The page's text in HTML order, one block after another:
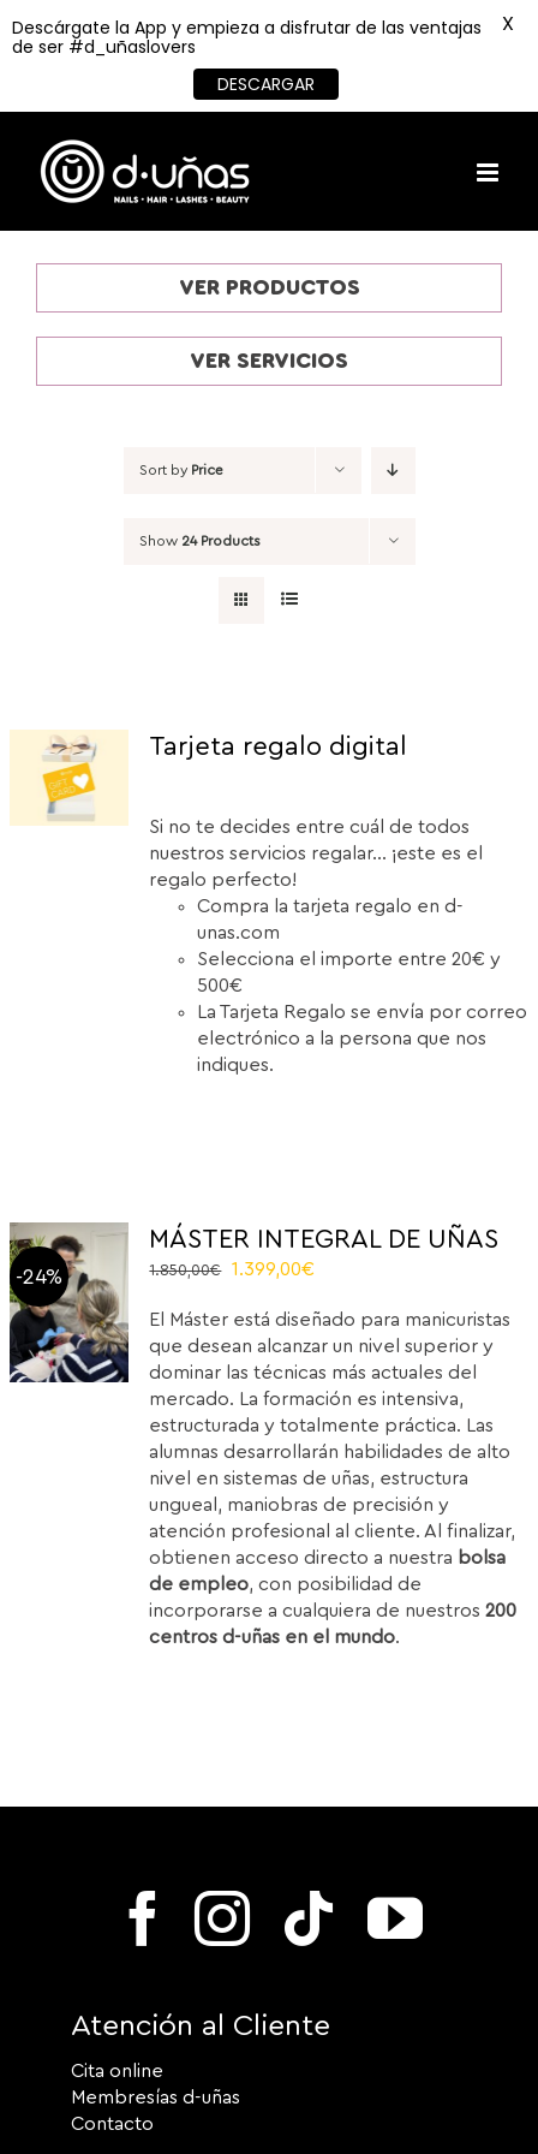
content
VER PRODUCTOS
VER SERVICIOS
Sort by Price
Show 24 Products
Tarjeta regalo digital
Si no te decides entre cuál de todos
nuestros servicios regalar... ¡este es el
regalo perfecto!
Compra la tarjeta regalo en d-
unas.com
Selecciona el importe entre 20€ y
500€
La Tarjeta Regalo se envía por correo
electrónico a la persona que nos
indiques.
-24%
MÁSTER INTEGRAL DE UÑAS
1.850,00€
El
original
era:
1.850,00€.
1.399,00€
actual
es:
1.399,00€.
El Máster está diseñado para manicuristas
que desean alcanzar un nivel superior y
dominar las técnicas más actuales del
mercado. La formación es intensiva,
estructurada y totalmente práctica. Las
alumnas desarrollarán habilidades de alto
nivel en sistemas de uñas, estructura
ungueal, maniobras de precisión y
atención profesional al cliente. Al finalizar,
obtienen acceso directo a nuestra bolsa
de empleo, con posibilidad de
incorporarse a cualquiera de nuestros200
centros d-uñas en el mundo.
Atención al Cliente
Cita online
Membresías d-uñas
Contacto
Descárgate la App y empieza a disfrutar de las ventajas
de ser #d_uñaslovers
DESCARGAR
X